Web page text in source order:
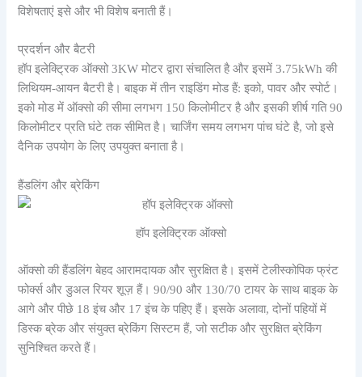
विशेषताएं इसे और भी विशेष बनाती हैं।
प्रदर्शन और बैटरी
हॉप इलेक्ट्रिक ऑक्सो 3KW मोटर द्वारा संचालित है और इसमें 3.75kWh की
लिथियम-आयन बैटरी है। बाइक में तीन राइडिंग मोड हैं: इको, पावर और स्पोर्ट।
इको मोड में ऑक्सो की सीमा लगभग 150 किलोमीटर है और इसकी शीर्ष गति 90
किलोमीटर प्रति घंटे तक सीमित है। चार्जिंग समय लगभग पांच घंटे है, जो इसे
दैनिक उपयोग के लिए उपयुक्त बनाता है।
हैंडलिंग और ब्रेकिंग
हॉप इलेक्ट्रिक ऑक्सो
ऑक्सो की हैंडलिंग बेहद आरामदायक और सुरक्षित है। इसमें टेलीस्कोपिक फ्रंट
फोर्क्स और डुअल रियर शूज़ हैं। 90/90 और 130/70 टायर के साथ बाइक के
आगे और पीछे 18 इंच और 17 इंच के पहिए हैं। इसके अलावा, दोनों पहियों में
डिस्क ब्रेक और संयुक्त ब्रेकिंग सिस्टम हैं, जो सटीक और सुरक्षित ब्रेकिंग
सुनिश्चित करते हैं।